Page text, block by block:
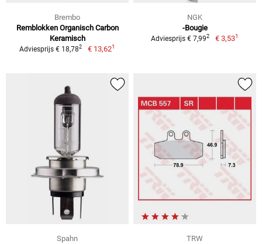
Brembo
Remblokken Organisch Carbon
Keramisch
Adviesprijs € 18,782 € 13,621
NGK
-Bougie
Adviesprijs € 7,992 € 3,531
Spahn
TRW